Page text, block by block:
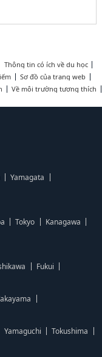
Thông tin có ích về du học
Sơ đồ của trang web
Về môi trường tương thích
Yamagata
Tokyo
Kanagawa
Fukui
Yamaguchi
Tokushima